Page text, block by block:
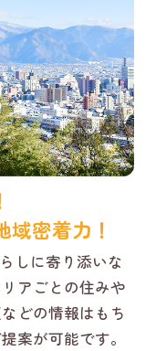
密着力！
しに寄り添いな
アごとの住みや
どの情報はもち
案が可能です。